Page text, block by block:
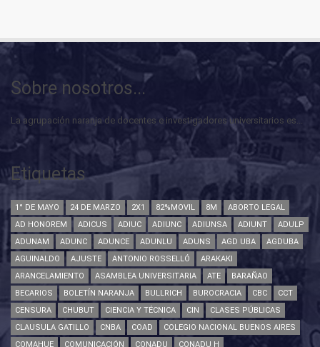
Sobre nosotros...
La agrupación naranja de docentes e investigadores universitarios es...
Etiquetas
1° DE MAYO 24 DE MARZO 2X1 82%MOVIL 8M
ABORTO LEGAL
AD HONOREM
ADICUS ADIUC ADIUNC ADIUNSA ADIUNT
ADULP
ADUNAM
ADUNC ADUNCE ADUNLU ADUNS AGD UBA
AGDUBA
AGUINALDO
AJUSTE ANTONIO ROSSELLÓ
ARAKAKI
ARANCELAMIENTO
ASAMBLEA UNIVERSITARIA ATE
BARAÑAO
BECARIOS
BOLETÍN NARANJA BULLRICH BUROCRACIA CBC
CCT
CENSURA
CHUBUT CIENCIA Y TÉCNICA CIN
CLASES PÚBLICAS
CLAUSULA GATILLO
CNBA COAD
COLEGIO NACIONAL BUENOS AIRES
COMAHUE
COMUNICACIÓN CONADU CONADU H